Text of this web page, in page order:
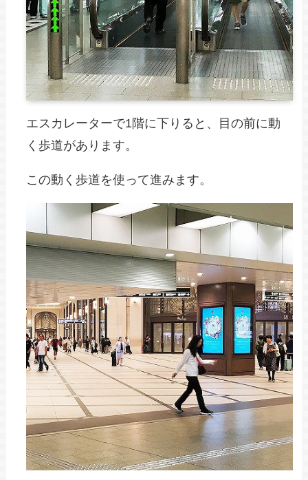
エスカレーターで1階に下りると、目の前に動
く歩道があります。
この動く歩道を使って進みます。